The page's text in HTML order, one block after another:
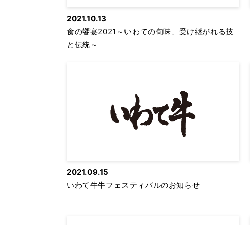
2021.10.13
食の饗宴2021～いわての旬味、受け継がれる技
と伝統～
2021.09.15
いわて牛牛フェスティバルのお知らせ